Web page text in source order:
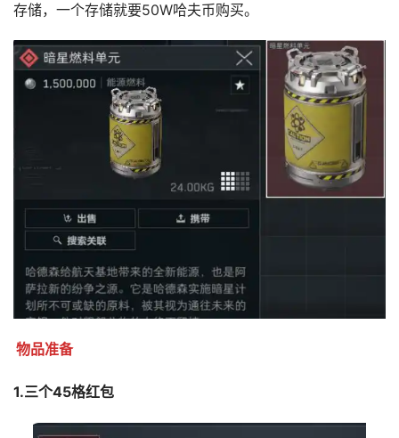
存储，一个存储就要50W哈夫币购买。
物品准备
1.三个45格红包